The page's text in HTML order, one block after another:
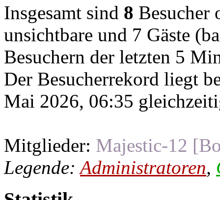
Insgesamt sind 8 Besucher
unsichtbare und 7 Gäste
Besuchern der letzten 5
Der Besucherrekord liegt
Mai 2026, 06:35
Mitglieder: Majestic-12
Legende:Administratoren,